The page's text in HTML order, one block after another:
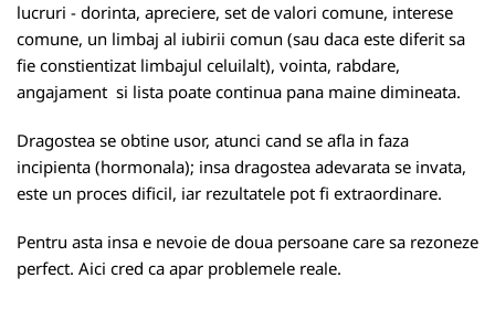
lucruri - dorinta, apreciere, set de valori comune, interese
comune, un limbaj al iubirii comun (sau daca este diferit sa
fie constientizat limbajul celuilalt), vointa, rabdare,
angajament si lista poate continua pana maine dimineata.
Dragostea se obtine usor, atunci cand se afla in faza
incipienta (hormonala); insa dragostea adevarata se invata,
este un proces dificil, iar rezultatele pot fi extraordinare.
Pentru asta insa e nevoie de doua persoane care sa rezoneze
perfect. Aici cred ca apar problemele reale.